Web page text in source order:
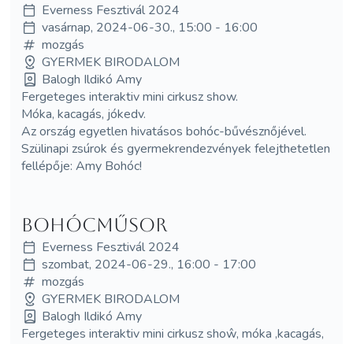
Everness Fesztivál 2024
vasárnap, 2024-06-30., 15:00 - 16:00
mozgás
GYERMEK BIRODALOM
Balogh Ildikó Amy
Fergeteges interaktiv mini cirkusz show.
Móka, kacagás, jókedv.
Az ország egyetlen hivatásos bohóc-bűvésznőjével.
Szülinapi zsúrok és gyermekrendezvények felejthetetlen
fellépője: Amy Bohóc!
Bohócműsor
Everness Fesztivál 2024
szombat, 2024-06-29., 16:00 - 17:00
mozgás
GYERMEK BIRODALOM
Balogh Ildikó Amy
Fergeteges interaktiv mini cirkusz shoŵ, móka ,kacagás,